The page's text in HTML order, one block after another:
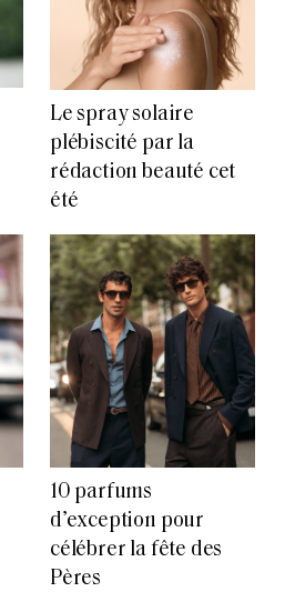
Le spray solaire
plébiscité par la
rédaction beauté cet
été
10 parfums
d’exception pour
célébrer la fête des
Pères